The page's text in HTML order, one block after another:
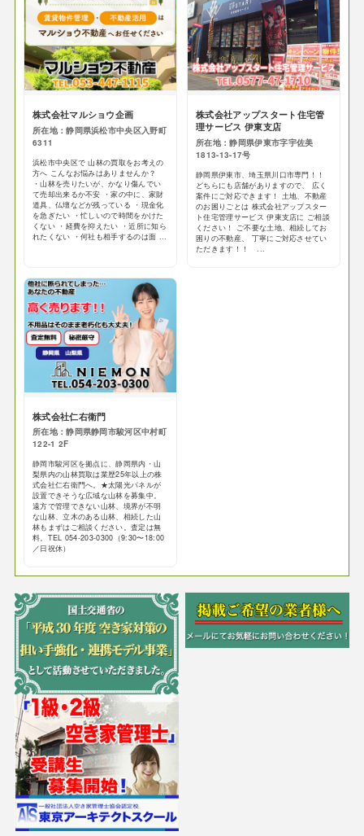
株式会社マルショウ企画
所在地：静岡県浜松市中央区入野町
6311
浜松市中央区で 山林の買取をお考えの
方へ こんなお悩みはありませんか？
・山林を売りたいが、かなり傷んでい
て売却出来るか不安 ・家の中に、家財
道具、仏壇などが残っている ・現金化
を急ぎたい ・忙しいので時間をかけた
くない ・経費を抑えたい ・近所に知ら
れたくない ・何社も相手するのは面 ...
株式会社アップスタート住宅管
理サービス 伊東支店
所在地：静岡県伊東市字宇佐美
1813-13-17号
静岡県伊東市、埼玉県川口市専門！！
どちらにも店舗がありますので、 広く
案件にご対応できます！ 土地、不動産
のお困りごとは 株式会社アップスター
ト住宅管理サービス 伊東支店に ご相談
ください！ ご不要な土地、相続してお
困りの不動産、 丁寧にご対応させてい
ただきます！！ ...
株式会社仁右衛門
所在地：静岡県静岡市駿河区中村町
122-1 2F
静岡市駿河区を拠点に、静岡県内・山
梨県内の山林買取は業歴25年以上の株
式会社仁右衛門へ。★太陽光パネルが
設置できそうな広域な山林を募集中。
遠方で管理できない山林、境界が不明
な山林、立木のある山林、相続した山
林もまずはご相談ください。査定は無
料。TEL 054-203-0300（9:30〜18:00
／日祝休）